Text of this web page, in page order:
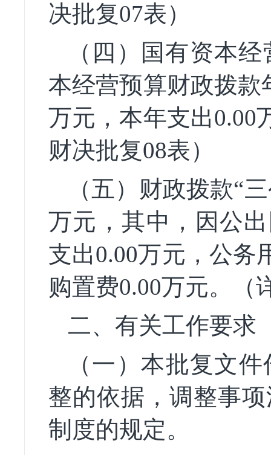
决批复07表）
（四）国有资本
本经营预算财政拨款
万元，本年支出0.00
财决批复08表）
（五）财政拨款“
万元，其中，因公
支出0.00万元，公务
购置费0.00万元。（
二、有关工作要求
（一）本批复文
整的依据，调整事
制度的规定。